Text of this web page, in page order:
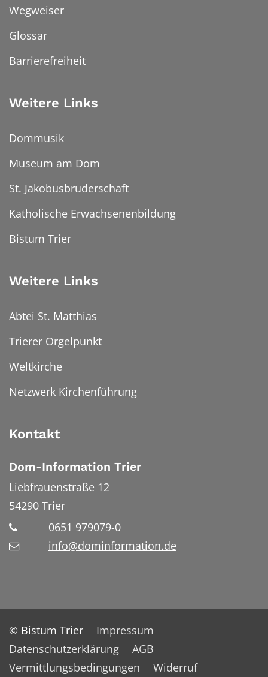
Wegweiser
Glossar
Barrierefreiheit
Weitere Links
Dommusik
Museum am Dom
St. Jakobusbruderschaft
Katholische Erwachsenenbildung
Bistum Trier
Weitere Links
Abtei St. Matthias
Trierer Orgelpunkt
Weltkirche
Netzwerk Kirchenführung
Kontakt
Dom-Information Trier
Liebfrauenstraße 12
54290 Trier
0651 979079-0
info@dominformation.de
© Bistum Trier
Impressum
Datenschutzerklärung
AGB
Vermittlungsbedingungen
Widerruf